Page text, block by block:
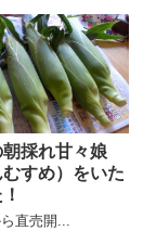
採れ甘々娘
むすめ）をいた
直売開...